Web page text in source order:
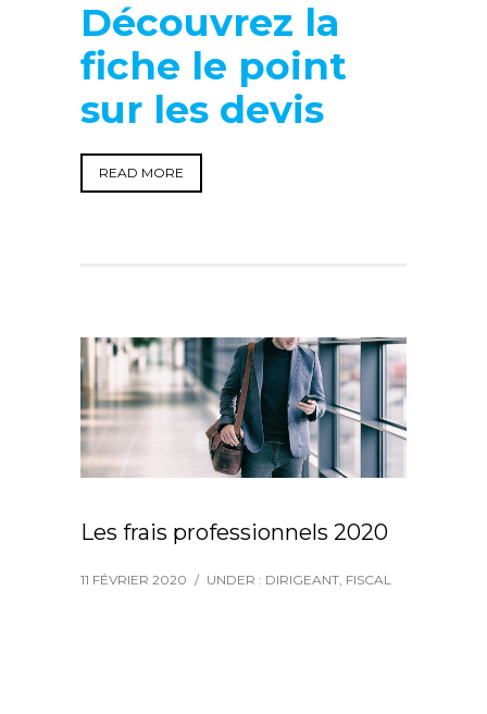
Découvrez la
fiche le point
sur les devis
READ MORE
Les frais professionnels 2020
11 FÉVRIER 2020 / UNDER : DIRIGEANT, FISCAL